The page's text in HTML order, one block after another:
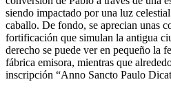
siendo impactado por una luz
caballo. De fondo, se aprecian unas
fortificación que simulan la antigua
derecho se puede ver en pequeño la
fábrica emisora, mientras que
inscripción “Anno Sancto Paulo